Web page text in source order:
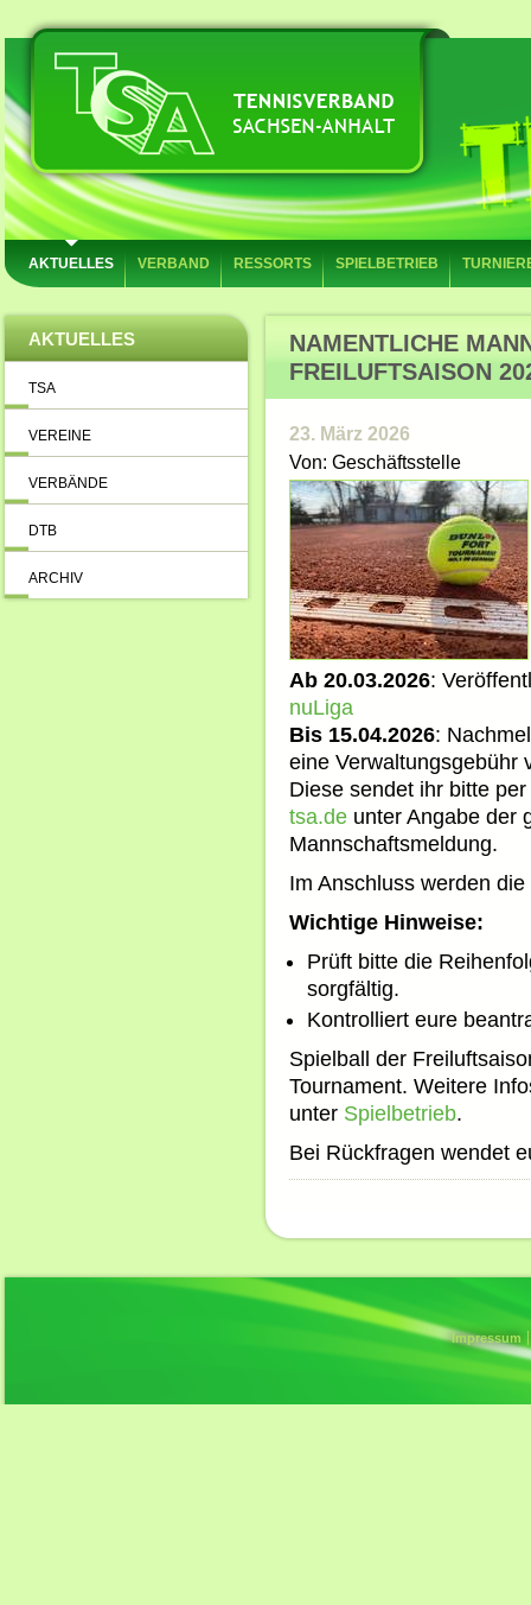
AKTUELLES VERBAND RESSORTS SPIELBETRIEB
AKTUELLES
TSA
VEREINE
VERBÄNDE
DTB
ARCHIV
NAMENTLICHE
FREILUFTSAISON
23. März 2026
Von: Geschäftsstelle
Ab 20.03.2026:
nuLiga
Bis 15.04.2026:
eine Verwaltungsgebühr
Diese sendet ihr bitte
tsa.de unter Angabe der
Mannschaftsmeldung.
Im Anschluss werden
Wichtige Hinweise:
Prüft bitte die
sorgfältig.
Kontrolliert eure
Spielball der
Tournament. Weitere
unter Spielbetrieb.
Bei Rückfragen wendet
Impressum